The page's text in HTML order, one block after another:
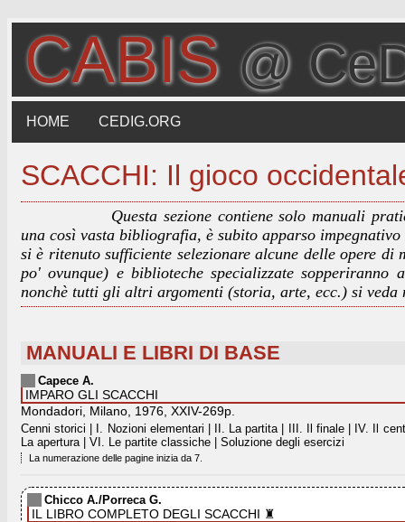
CABIS @
HOME CEDIG.ORG
SCACCHI: Il gioco
Questa sezione contiene solo manuali
una così vasta bibliografia, è subito apparso
si è ritenuto sufficiente selezionare alcune delle opere
po' ovunque) e biblioteche specializzate
nonchè tutti gli altri argomenti (storia, arte, ecc.) si veda
MANUALI E LIBRI DI BASE
Capece A.
IMPARO GLI SCACCHI
Mondadori, Milano, 1976, XXIV-269p.
Cenni storici | I. Nozioni elementari | II. La partita | III. Il finale | IV. Il
La apertura | VI. Le partite classiche | Soluzione degli esercizi
La numerazione delle pagine inizia da 7.
Chicco A./Porreca G.
IL LIBRO COMPLETO DEGLI SCACCHI ♜